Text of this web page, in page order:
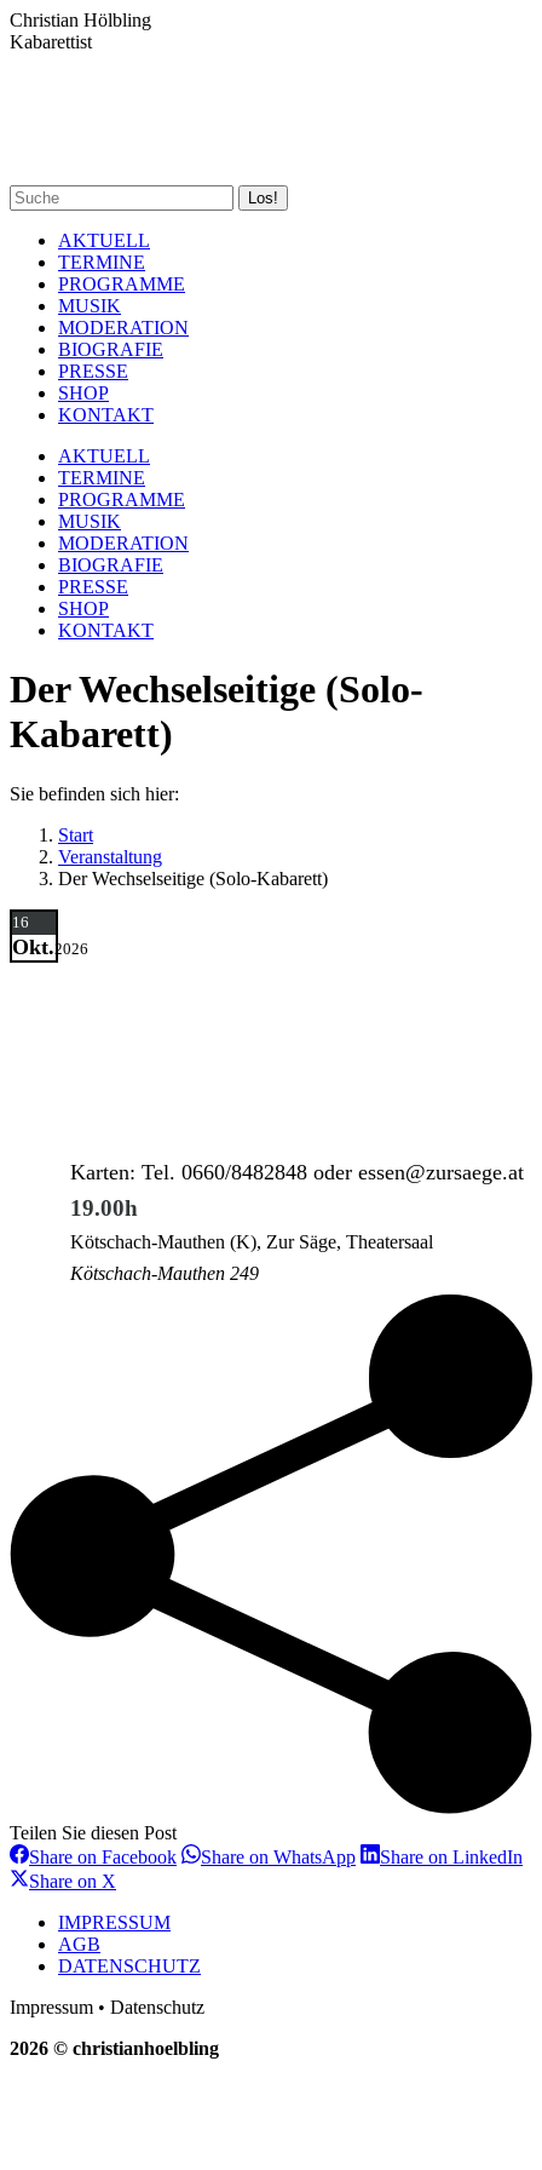
Zum
Inhalt
Christian Hölbling
Kabarettist
Spotify
page
opens
new
window
Facebook
page
opens
new
window
YouTube
page
opens
new
window
Instagram
page
opens
new
window
Search:
AKTUELL
TERMINE
PROGRAMME
MUSIK
MODERATION
BIOGRAFIE
PRESSE
SHOP
KONTAKT
AKTUELL
TERMINE
PROGRAMME
MUSIK
MODERATION
BIOGRAFIE
PRESSE
SHOP
KONTAKT
Der Wechselseitige (Solo-
Kabarett)
Sie befinden sich hier:
Start
Veranstaltung
Der Wechselseitige (Solo-Kabarett)
16
Okt.2026
Karten: Tel. 0660/8482848 oder essen@zursaege.at
19.00h
Kötschach-Mauthen (K), Zur Säge, Theatersaal
Kötschach-Mauthen 249
Teilen Sie diesen Post
Share on FacebookShareShare on WhatsAppShareShare on LinkedIn
Share on X
X
IMPRESSUM
AGB
DATENSCHUTZ
Impressum • Datenschutz
2026 © christianhoelbling